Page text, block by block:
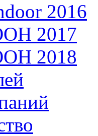
2016
2017
2018